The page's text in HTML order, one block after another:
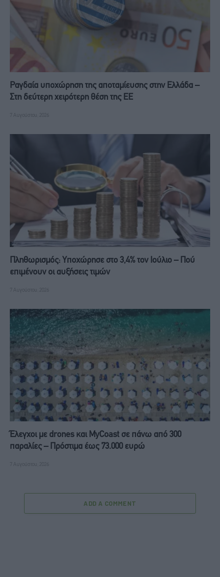
Ραγδαία υποχώρηση της αποταμίευσης στην Ελλάδα –
Στη δεύτερη χειρότερη θέση της ΕΕ
7 Αυγούστου, 2026
Πληθωρισμός: Υποχώρησε στο 3,4% τον Ιούλιο – Πού
επιμένουν οι αυξήσεις τιμών
7 Αυγούστου, 2026
Έλεγχοι με drones και MyCoast σε πάνω από 300
παραλίες – Πρόστιμα έως 73.000 ευρώ
7 Αυγούστου, 2026
ADD A COMMENT